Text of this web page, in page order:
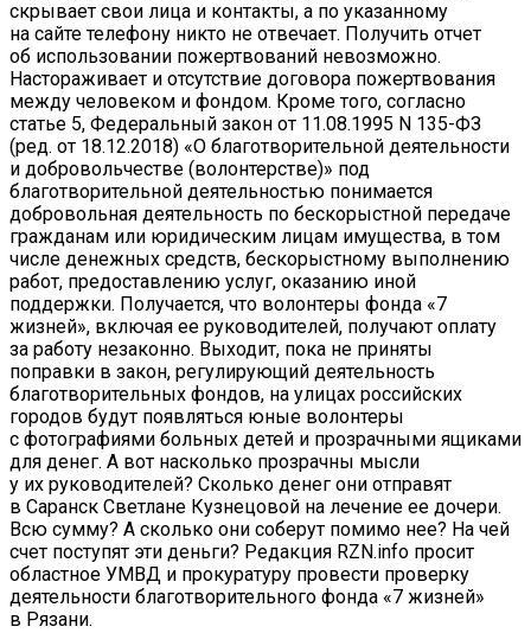
скрывает свои лица и контакты, а по указанному
на сайте телефону никто не отвечает. Получить отчет
об использовании пожертвований невозможно.
Настораживает и отсутствие договора пожертвования
между человеком и фондом. Кроме того, согласно
статье 5, Федеральный закон от 11.08.1995 N 135-ФЗ
(ред. от 18.12.2018) «О благотворительной деятельности
и добровольчестве (волонтерстве)» под
благотворительной деятельностью понимается
добровольная деятельность по бескорыстной передаче
гражданам или юридическим лицам имущества, в том
числе денежных средств, бескорыстному выполнению
работ, предоставлению услуг, оказанию иной
поддержки. Получается, что волонтеры фонда «7
жизней», включая ее руководителей, получают оплату
за работу незаконно. Выходит, пока не приняты
поправки в закон, регулирующий деятельность
благотворительных фондов, на улицах российских
городов будут появляться юные волонтеры
с фотографиями больных детей и прозрачными ящиками
для денег. А вот насколько прозрачны мысли
у их руководителей? Сколько денег они отправят
в Саранск Светлане Кузнецовой на лечение ее дочери.
Всю сумму? А сколько они соберут помимо нее? На чей
счет поступят эти деньги? Редакция RZN.info просит
областное УМВД и прокуратуру провести проверку
деятельности благотворительного фонда «7 жизней»
в Рязани.